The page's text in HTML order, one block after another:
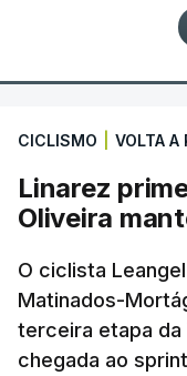
CICLISMO VOLTA A
Linarez
Oliveira
O ciclista
Matinados-
terceira etapa da
chegada ao